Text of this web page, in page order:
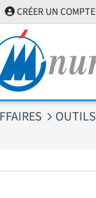
CRÉER UN COMPTE
OUTILS